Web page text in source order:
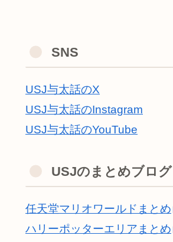
SNS
USJ与太話のX
USJ与太話のInstagram
USJ与太話のYouTube
USJのまとめブログ
任天堂マリオワールドまとめ
ハリーポッターエリアまとめ